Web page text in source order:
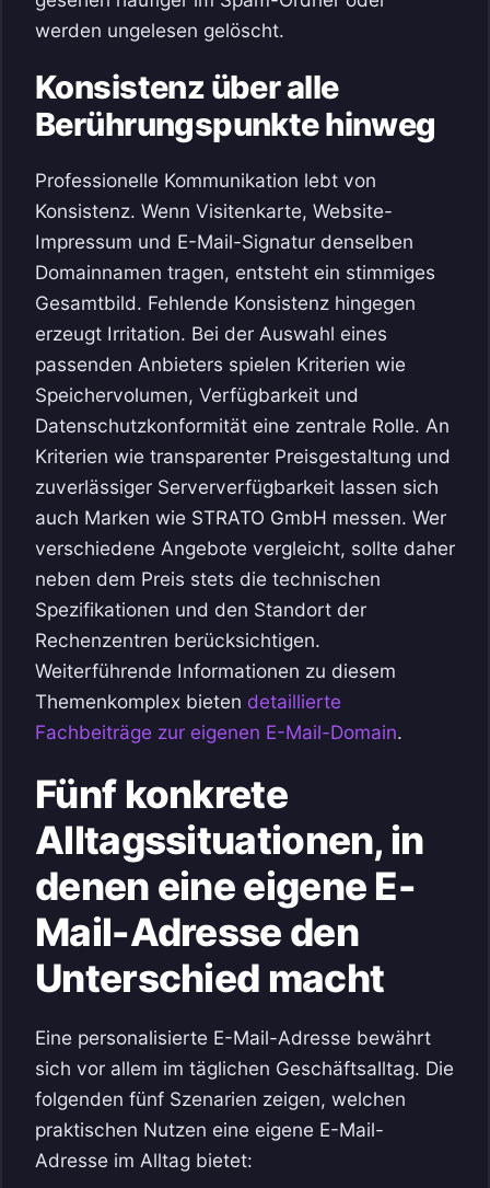
werden ungelesen gelöscht.
Konsistenz über alle
Berührungspunkte hinweg
Professionelle Kommunikation lebt von
Konsistenz. Wenn Visitenkarte, Website-
Impressum und E-Mail-Signatur denselben
Domainnamen tragen, entsteht ein stimmiges
Gesamtbild. Fehlende Konsistenz hingegen
erzeugt Irritation. Bei der Auswahl eines
passenden Anbieters spielen Kriterien wie
Speichervolumen, Verfügbarkeit und
Datenschutzkonformität eine zentrale Rolle. An
Kriterien wie transparenter Preisgestaltung und
zuverlässiger Serververfügbarkeit lassen sich
auch Marken wie STRATO GmbH messen. Wer
verschiedene Angebote vergleicht, sollte daher
neben dem Preis stets die technischen
Spezifikationen und den Standort der
Rechenzentren berücksichtigen.
Weiterführende Informationen zu diesem
Themenkomplex bieten detaillierte
Fachbeiträge zur eigenen E-Mail-Domain.
Fünf konkrete
Alltagssituationen, in
denen eine eigene E-
Mail-Adresse den
Unterschied macht
Eine personalisierte E-Mail-Adresse bewährt
sich vor allem im täglichen Geschäftsalltag. Die
folgenden fünf Szenarien zeigen, welchen
praktischen Nutzen eine eigene E-Mail-
Adresse im Alltag bietet: